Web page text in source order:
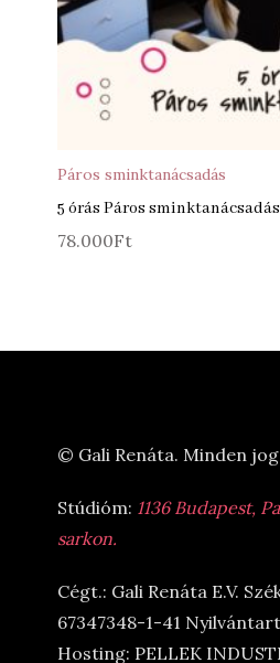
Páros sminktanácsadás
5 órás Páros sminktanácsadás
78.000Ft
© Gali Renáta. Minden
Stúdióm: 1136 Budapest,
sarkon.
Cégt.: Gali Renáta E.V.
67347348-1-41
Hosting: PELLEK